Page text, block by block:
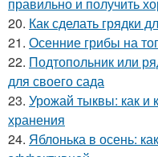
20. Как сделать грядки
21. Осенние грибы на
22. Подтопольник или
для своего сада
23. Урожай тыквы: как и
хранения
24. Яблонька в осень: